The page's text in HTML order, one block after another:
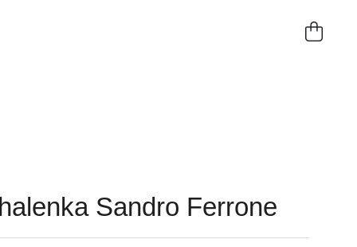
Sandro Ferrone